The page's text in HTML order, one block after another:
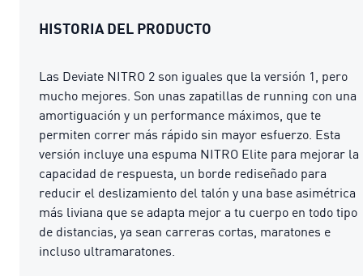
HISTORIA DEL PRODUCTO
Las Deviate NITRO 2 son iguales que la versión 1, pero
mucho mejores. Son unas zapatillas de running con una
amortiguación y un performance máximos, que te
permiten correr más rápido sin mayor esfuerzo. Esta
versión incluye una espuma NITRO Elite para mejorar la
capacidad de respuesta, un borde rediseñado para
reducir el deslizamiento del talón y una base asimétrica
más liviana que se adapta mejor a tu cuerpo en todo tipo
de distancias, ya sean carreras cortas, maratones e
incluso ultramaratones.